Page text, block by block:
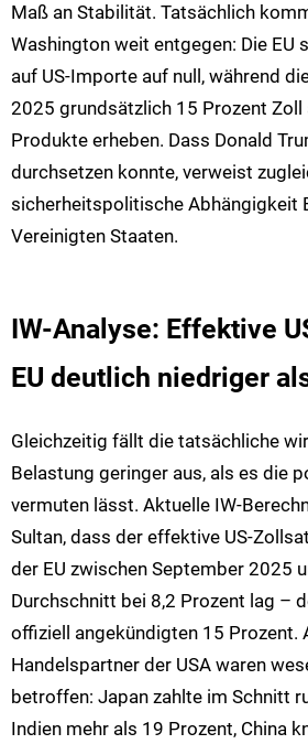
Maß an Stabilität. Tatsächlich
Washington weit entgegen: Die EU
auf US-Importe auf null, während
2025 grundsätzlich 15 Prozent Zoll
Produkte erheben. Dass Donald
durchsetzen konnte, verweist
sicherheitspolitische Abhängigkeit
Vereinigten Staaten.
IW-Analyse: Effektive
EU deutlich niedriger
Gleichzeitig fällt die tatsächliche
Belastung geringer aus, als es die
vermuten lässt. Aktuelle IW-
Sultan, dass der effektive US-
der EU zwischen September 2025
Durchschnitt bei 8,2 Prozent lag –
offiziell angekündigten 15 Prozent.
Handelspartner der USA waren
betroffen: Japan zahlte im Schnitt
Indien mehr als 19 Prozent, China